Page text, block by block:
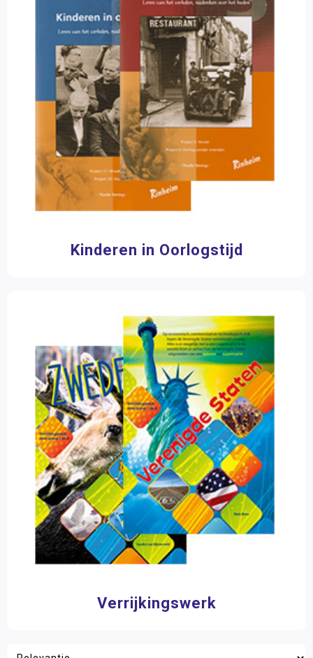
Op Ontdekkingsreis
Kleutermateriaal
Programmeren
Ruimtelijk inzicht
Talentenlijn
Topklassers
Wereldoriëntatie
Mens & Maatschappij
Kunstzinnige oriëntatie
Materiaalkeuze
Handleidingen
Pakketten(1)
Werkboeken (9)
Eduforce(4)
Kinheim(9)
Filter op prijsKinderen in Oorlogstijd
Verrijkingswerk